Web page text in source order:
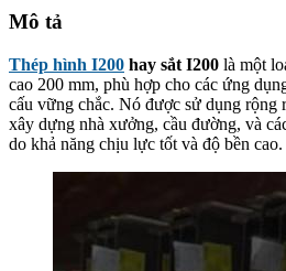
Mô tả
Thép hình I200 hay sắt I200 là một
cao 200 mm, phù hợp cho các ứng
cấu vững chắc. Nó được sử dụng rộng
xây dựng nhà xưởng, cầu đường, và
do khả năng chịu lực tốt và độ bền cao.